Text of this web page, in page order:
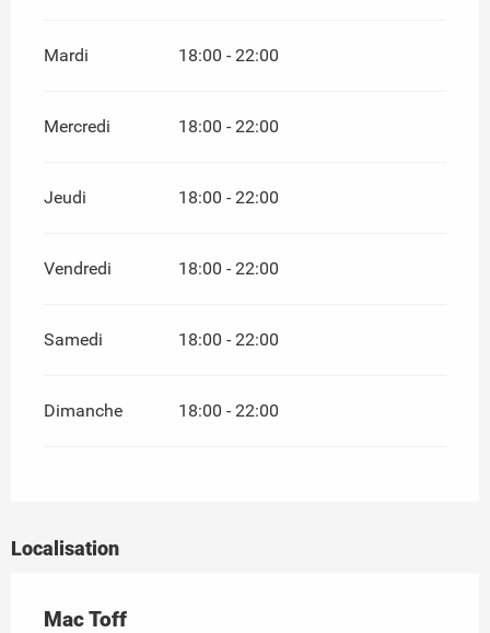
Mardi 18:00 - 22:00
Mercredi 18:00 - 22:00
Jeudi 18:00 - 22:00
Vendredi 18:00 - 22:00
Samedi 18:00 - 22:00
Dimanche 18:00 - 22:00
Localisation
Mac Toff